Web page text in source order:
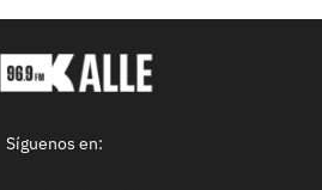
Síguenos en: